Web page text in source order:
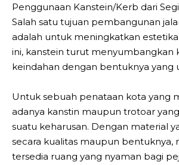
Penggunaan Kanstein/Kerb dari
Salah satu tujuan pembangunan
adalah untuk meningkatkan
ini, kanstein turut menyumbangkan
keindahan dengan bentuknya yang
Untuk sebuah penataan kota yang
adanya kanstin maupun trotoar
suatu keharusan. Dengan material
secara kualitas maupun bentuknya,
tersedia ruang yang nyaman bagi